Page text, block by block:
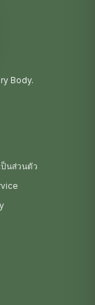
Body.
นส่วนตัว